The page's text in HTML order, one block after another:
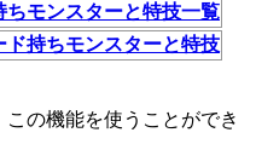
ちモンスターと特技一覧
ド持ちモンスターと特技
の機能を使うことができ